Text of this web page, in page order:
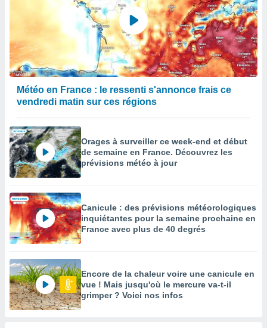
Météo en France : le ressenti s'annonce frais ce
vendredi matin sur ces régions
Orages à surveiller ce week-end et début
de semaine en France. Découvrez les
prévisions météo à jour
Canicule : des prévisions météorologiques
inquiétantes pour la semaine prochaine en
France avec plus de 40 degrés
Encore de la chaleur voire une canicule en
vue ! Mais jusqu'où le mercure va-t-il
grimper ? Voici nos infos